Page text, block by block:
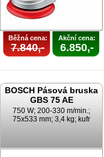
Běžná cena:
7.840,-
Akční cena:
6.850,-
BOSCH Pásová bruska
GBS 75 AE
750 W; 200-330 m/min.;
75x533 mm; 3,4 kg; kufr